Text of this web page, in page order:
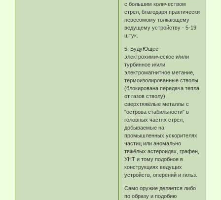
с большим количеством
стрел, благодаря практически
невесомому толкающему
ведущему устройству - 5-19
штук.
5. БудуЮщее -
электрохимическое и/или
турбинное и/или
электромагнитное метание,
термоизолированные стволы
(блокирована передача тепла
от газов стволу),
сверхтяжёлые металлы с
"острова стабильности" в
головных частях стрел,
добываемые на
промышленных ускорителях
частиц или аномально
тяжёлых астероидах, графен,
УНТ и тому подобное в
конструкциях ведущих
устройств, оперений и гильз.
Само оружие делается либо
по образу и подобию